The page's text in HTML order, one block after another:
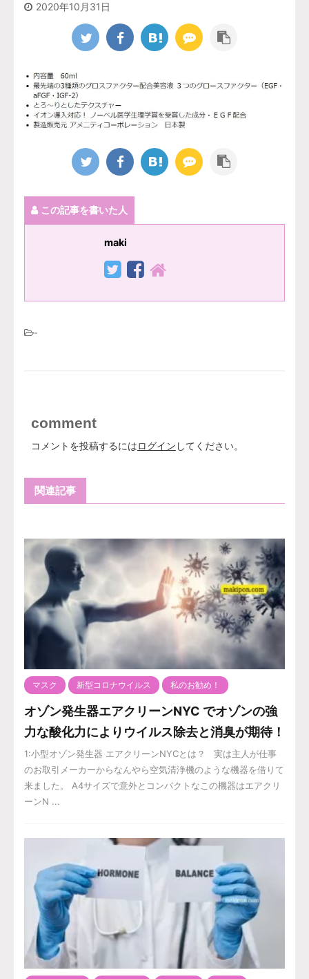
2020年10月31日
この記事を書いた人
maki
-
comment
コメントを投稿するにはログイン してください。
関連記事
マスク 新型コロナウイルス 私のお勧め！
オゾン発生器エアクリーンNYC でオゾンの強
力な酸化力によりウイルス除去と消臭が期待！
1:小型オゾン発生器 エアクリーンNYCとは？ 実は主人が仕事
のお取引メーカーからなんやら空気清浄機のような機器を借りて
来ました。 A4サイズで意外とコンパクトなこの機器はエアクリ
ーンN ...